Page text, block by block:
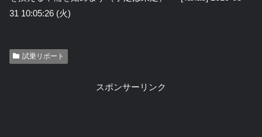
31 10:05:26 (火)
試乗リポート
スポンサーリンク